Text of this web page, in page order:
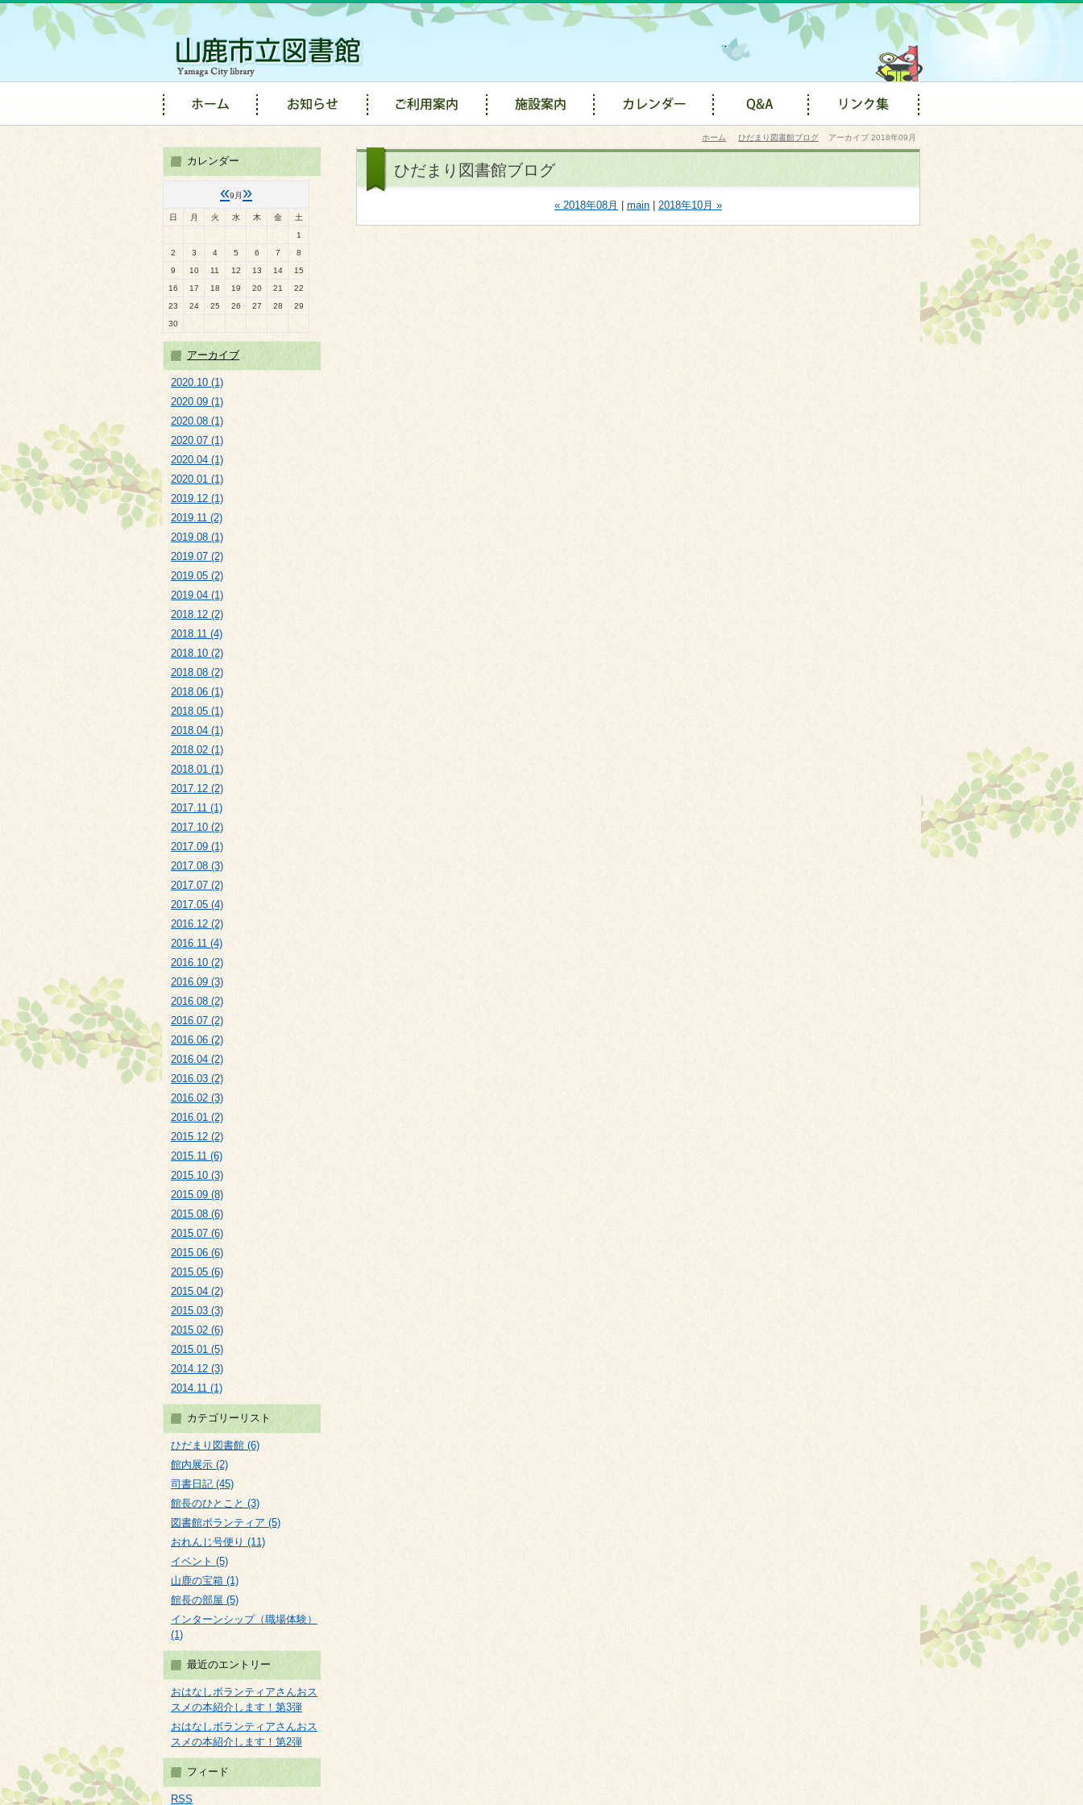
ホーム ひだまり図書館ブログ アーカイブ 2018年09月
ひだまり図書館ブログ
« 2018年08月 main 2018年10月 »
カレンダー
«9月 »
日 月 火 水 木 金
土
1
2
3 4 5 6 7
8
9
10 11 12 13 14
15
16
17 18 19 20 21
22
23
24 25 26 27 28
29
30
アーカイブ
2020.10 (1)
2020.09 (1)
2020.08 (1)
2020.07 (1)
2020.04 (1)
2020.01 (1)
2019.12 (1)
2019.11 (2)
2019.08 (1)
2019.07 (2)
2019.05 (2)
2019.04 (1)
2018.12 (2)
2018.11 (4)
2018.10 (2)
2018.08 (2)
2018.06 (1)
2018.05 (1)
2018.04 (1)
2018.02 (1)
2018.01 (1)
2017.12 (2)
2017.11 (1)
2017.10 (2)
2017.09 (1)
2017.08 (3)
2017.07 (2)
2017.05 (4)
2016.12 (2)
2016.11 (4)
2016.10 (2)
2016.09 (3)
2016.08 (2)
2016.07 (2)
2016.06 (2)
2016.04 (2)
2016.03 (2)
2016.02 (3)
2016.01 (2)
2015.12 (2)
2015.11 (6)
2015.10 (3)
2015.09 (8)
2015.08 (6)
2015.07 (6)
2015.06 (6)
2015.05 (6)
2015.04 (2)
2015.03 (3)
2015.02 (6)
2015.01 (5)
2014.12 (3)
2014.11 (1)
カテゴリーリスト
ひだまり図書館 (6)
館内展示 (2)
司書日記 (45)
館長のひとこと (3)
図書館ボランティア (5)
おれんじ号便り (11)
イベント (5)
山鹿の宝箱 (1)
館長の部屋 (5)
インターンシップ（職場体験）
(1)
最近のエントリー
おはなしボランティアさんおス
スメの本紹介します！第3弾
おはなしボランティアさんおス
スメの本紹介します！第2弾
フィード
RSS